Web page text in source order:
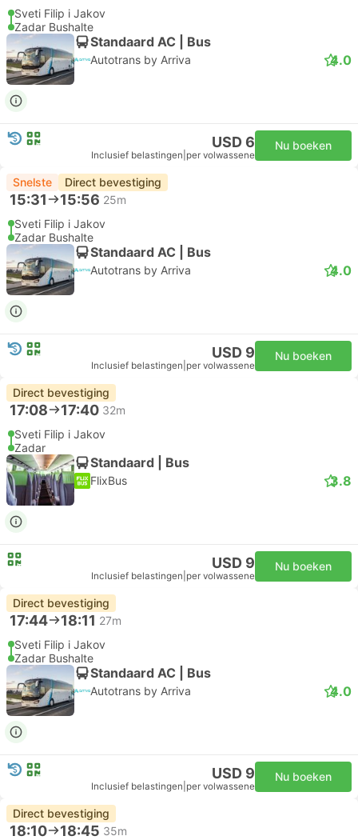
Sveti Filip i Jakov
Zadar Bushalte
Standaard AC | Bus
Autotrans by Arriva 4.0
USD 6
Inclusief belastingen per volwassene
Nu boeken
Snelste Direct bevestiging
15:31 15:56 25m
Sveti Filip i Jakov
Zadar Bushalte
Standaard AC | Bus
Autotrans by Arriva 4.0
USD 9
Inclusief belastingen per volwassene
Nu boeken
Direct bevestiging
17:08 17:40 32m
Sveti Filip i Jakov
Zadar
Standaard | Bus
FlixBus 3.8
USD 9
Inclusief belastingen per volwassene
Nu boeken
Direct bevestiging
17:44 18:11 27m
Sveti Filip i Jakov
Zadar Bushalte
Standaard AC | Bus
Autotrans by Arriva 4.0
USD 9
Inclusief belastingen per volwassene
Nu boeken
Direct bevestiging
18:10 18:45 35m